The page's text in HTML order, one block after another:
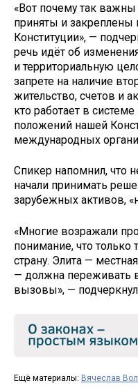
«Вот почему так
приняты и закреплены
Конституции», —
речь идёт об
и территориальную
запрете на наличие
жительство, счетов и
кто работает в
положений нашей
международных
Спикер напомнил, что
начали принимать
зарубежных активов,
«Многие возражали
понимание, что
страну. Элита —
— должна переживать
вызовы», —
Ещё материалы: Вячеслав